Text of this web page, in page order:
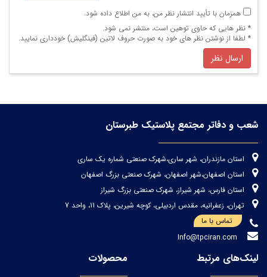
همزمان با تأیید انتشار نظر من، به من اطلاع داده شود.
* نظر هایی كه حاوی توهین است، منتشر نمی شود.
* لطفا از نوشتن نظر های خود به صورت حروف لاتین (فینگلیش) خودداری نمایید.
ارسال نظر
شعب و دفاتر مجتمع پلاستیک طبرستان
استان مازندران، شهر ساری،شهرک صنعتی شماره یک ساری
استان اصفهان،شهر اصفهان، شهرک صنعتی بزرگ اصفهان
استان فارس، شهر شیراز، شهرک صنعتی بزرگ شیراز
تهران، زعفرانیه، مقدس اردبیلی، کوچه شیرین، پلاک 11، واحد 7
تماس با ما
لینک‌های مرتبط محصولات